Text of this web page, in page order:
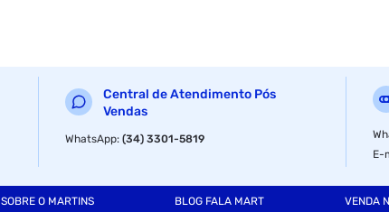
Central de Atendimento Pós
Vendas
WhatsApp:(34) 3301-5819
E-
SOBRE O MARTINS BLOG FALA MART VENDA